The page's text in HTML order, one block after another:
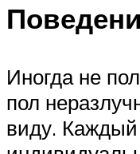
Иногда не
пол
виду. Каждый